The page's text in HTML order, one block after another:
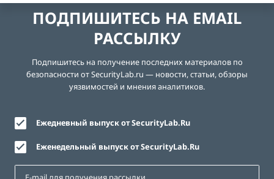
ПОДПИШИТЕСЬ НА EMAIL
РАССЫЛКУ
Подпишитесь на получение последних материалов по
безопасности от SecurityLab.ru — новости, статьи, обзоры
уязвимостей и мнения аналитиков.
Ежедневный выпуск от SecurityLab.Ru
Еженедельный выпуск от SecurityLab.Ru